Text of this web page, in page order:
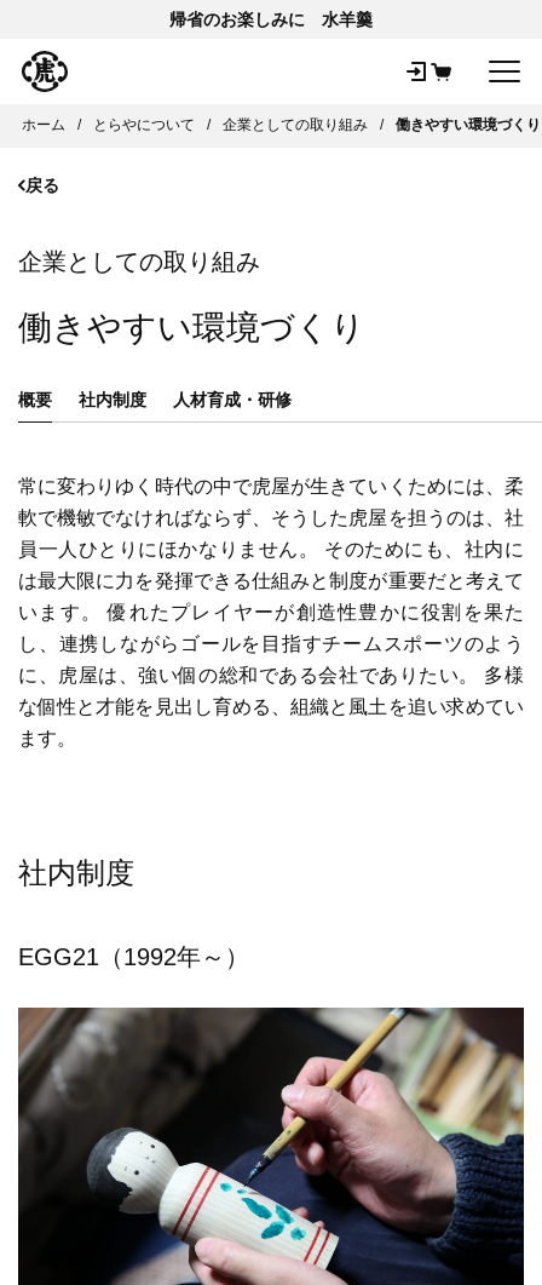
帰省のお楽しみに 水羊羹
ホーム とらやについて 企業としての取り組み 働きやすい環境づくり
戻る
企業としての取り組み
働きやすい環境づくり
概要 社内制度 人材育成・研修
常に変わりゆく時代の中で虎屋が生きていくためには、柔
軟で機敏でなければならず、そうした虎屋を担うのは、社
員一人ひとりにほかなりません。 そのためにも、社内に
は最大限に力を発揮できる仕組みと制度が重要だと考えて
います。 優れたプレイヤーが創造性豊かに役割を果た
し、連携しながらゴールを目指すチームスポーツのよう
に、虎屋は、強い個の総和である会社でありたい。 多様
な個性と才能を見出し育める、組織と風土を追い求めてい
ます。
社内制度
EGG21（1992年～）